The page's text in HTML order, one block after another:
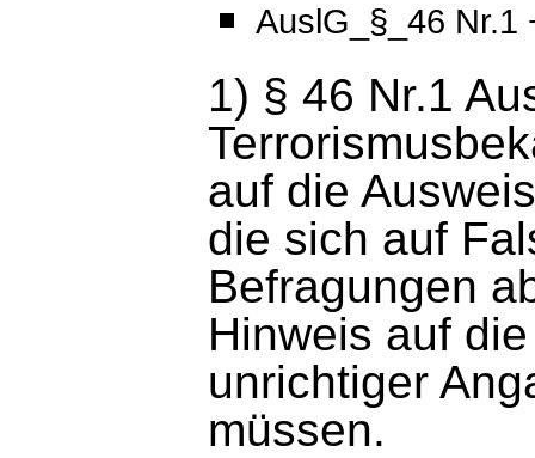
AuslG_§_46 Nr.1
1) § 46 Nr.1
auf die
die sich auf
Befragungen
Hinweis auf
unrichtiger
müssen.